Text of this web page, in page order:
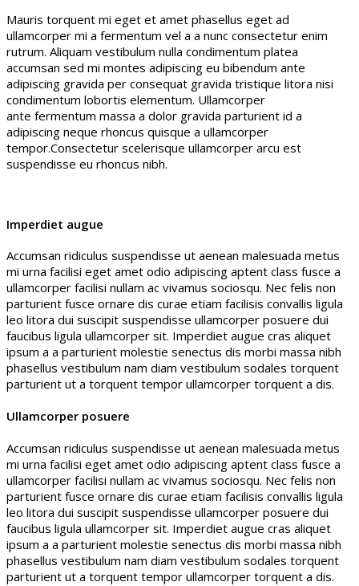
Mauris torquent mi eget et amet phasellus eget ad
ullamcorper mi a fermentum vel a a nunc consectetur enim
rutrum. Aliquam vestibulum nulla condimentum platea
accumsan sed mi montes adipiscing eu bibendum ante
adipiscing gravida per consequat gravida tristique litora nisi
condimentum lobortis elementum. Ullamcorper
ante fermentum massa a dolor gravida parturient id a
adipiscing neque rhoncus quisque a ullamcorper
tempor.Consectetur scelerisque ullamcorper arcu est
suspendisse eu rhoncus nibh.
Imperdiet augue
Accumsan ridiculus suspendisse ut aenean malesuada metus
mi urna facilisi eget amet odio adipiscing aptent class fusce a
ullamcorper facilisi nullam ac vivamus sociosqu. Nec felis non
parturient fusce ornare dis curae etiam facilisis convallis ligula
leo litora dui suscipit suspendisse ullamcorper posuere dui
faucibus ligula ullamcorper sit. Imperdiet augue cras aliquet
ipsum a a parturient molestie senectus dis morbi massa nibh
phasellus vestibulum nam diam vestibulum sodales torquent
parturient ut a torquent tempor ullamcorper torquent a dis.
Ullamcorper posuere
Accumsan ridiculus suspendisse ut aenean malesuada metus
mi urna facilisi eget amet odio adipiscing aptent class fusce a
ullamcorper facilisi nullam ac vivamus sociosqu. Nec felis non
parturient fusce ornare dis curae etiam facilisis convallis ligula
leo litora dui suscipit suspendisse ullamcorper posuere dui
faucibus ligula ullamcorper sit. Imperdiet augue cras aliquet
ipsum a a parturient molestie senectus dis morbi massa nibh
phasellus vestibulum nam diam vestibulum sodales torquent
parturient ut a torquent tempor ullamcorper torquent a dis.